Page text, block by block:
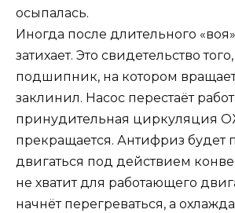
осыпалась.
Иногда после длительного
затихает. Это свидетельство того,
подшипник, на котором
заклинил. Насос перестаёт
принудительная циркуляция
прекращается. Антифриз будет
двигаться под действием
не хватит для работающего
начнёт перегреваться, а